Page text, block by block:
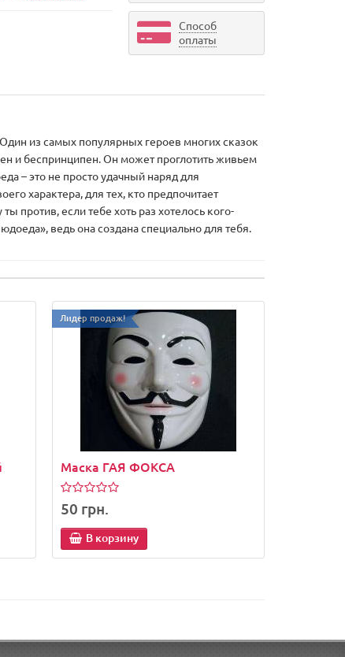
Способ
оплаты
из самых популярных героев многих сказок
и беспринципен. Он может проглотить живьем
– это не просто удачный наряд для
характера, для тех, кто предпочитает
против, если тебе хоть раз хотелось кого-
ведь она создана специально для тебя.
Лидер продаж!
Маска ГАЯ ФОКСА
50 грн.
В корзину